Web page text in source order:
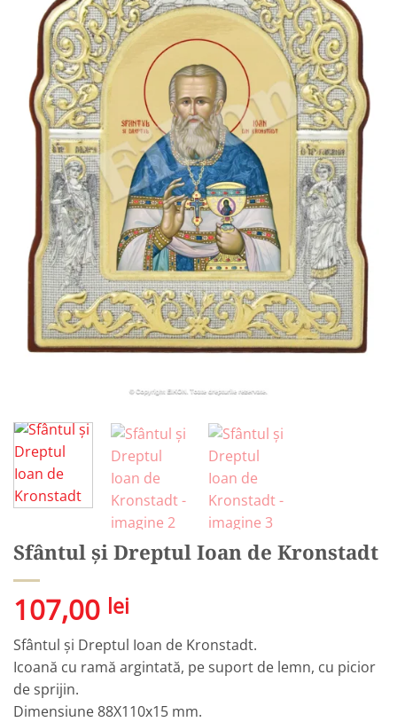
Sfântul și Dreptul Ioan de Kronstadt
107,00 lei
Sfântul și Dreptul Ioan de Kronstadt.
Icoană cu ramă argintată, pe suport de lemn, cu picior
de sprijin.
Dimensiune 88X110x15 mm.